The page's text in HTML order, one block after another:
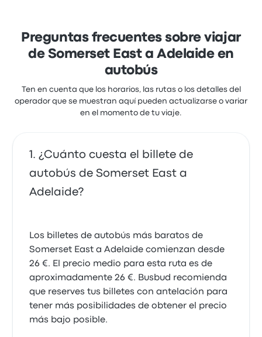
para este viaje cuestan como mínimo 49 €
Preguntas frecuentes sobre viajar
de Somerset East a Adelaide en
autobús
Ten en cuenta que los horarios, las rutas o los detalles del
operador que se muestran aquí pueden actualizarse o variar
en el momento de tu viaje.
¿Cuánto cuesta el billete de
autobús de Somerset East a
Adelaide?
Los billetes de autobús más baratos de
Somerset East a Adelaide comienzan desde
26 €. El precio medio para esta ruta es de
aproximadamente 26 €. Busbud recomienda
que reserves tus billetes con antelación para
tener más posibilidades de obtener el precio
más bajo posible.